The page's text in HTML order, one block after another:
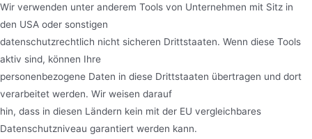
Wir verwenden unter anderem Tools von Unternehmen mit Sitz in
den USA oder sonstigen
datenschutzrechtlich nicht sicheren Drittstaaten. Wenn diese Tools
aktiv sind, können Ihre
personenbezogene Daten in diese Drittstaaten übertragen und dort
verarbeitet werden. Wir weisen darauf
hin, dass in diesen Ländern kein mit der EU vergleichbares
Datenschutzniveau garantiert werden kann.